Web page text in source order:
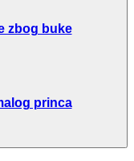
zbog buke
princa